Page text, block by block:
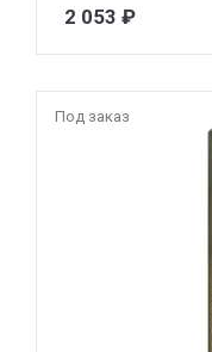
2 053 ₽
Под заказ